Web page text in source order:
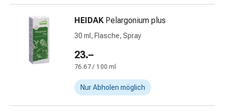
Haut
Krankhaftes
Schwitzen
Haut
Fieberblasen
Hautausschlag
Akne
Naturmittel
HEIDAK Pelargonium plus
30 ml, Flasche, Spray
23.–
76.67 / 100 ml
Nur Abholen möglich